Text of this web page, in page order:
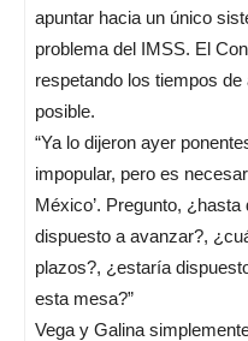
apuntar hacia un único
problema del IMSS. El
respetando los tiempos
posible.
“Ya lo dijeron ayer
impopular, pero es
México’. Pregunto,
dispuesto a avanzar?,
plazos?, ¿estaría
esta mesa?”
Vega y Galina